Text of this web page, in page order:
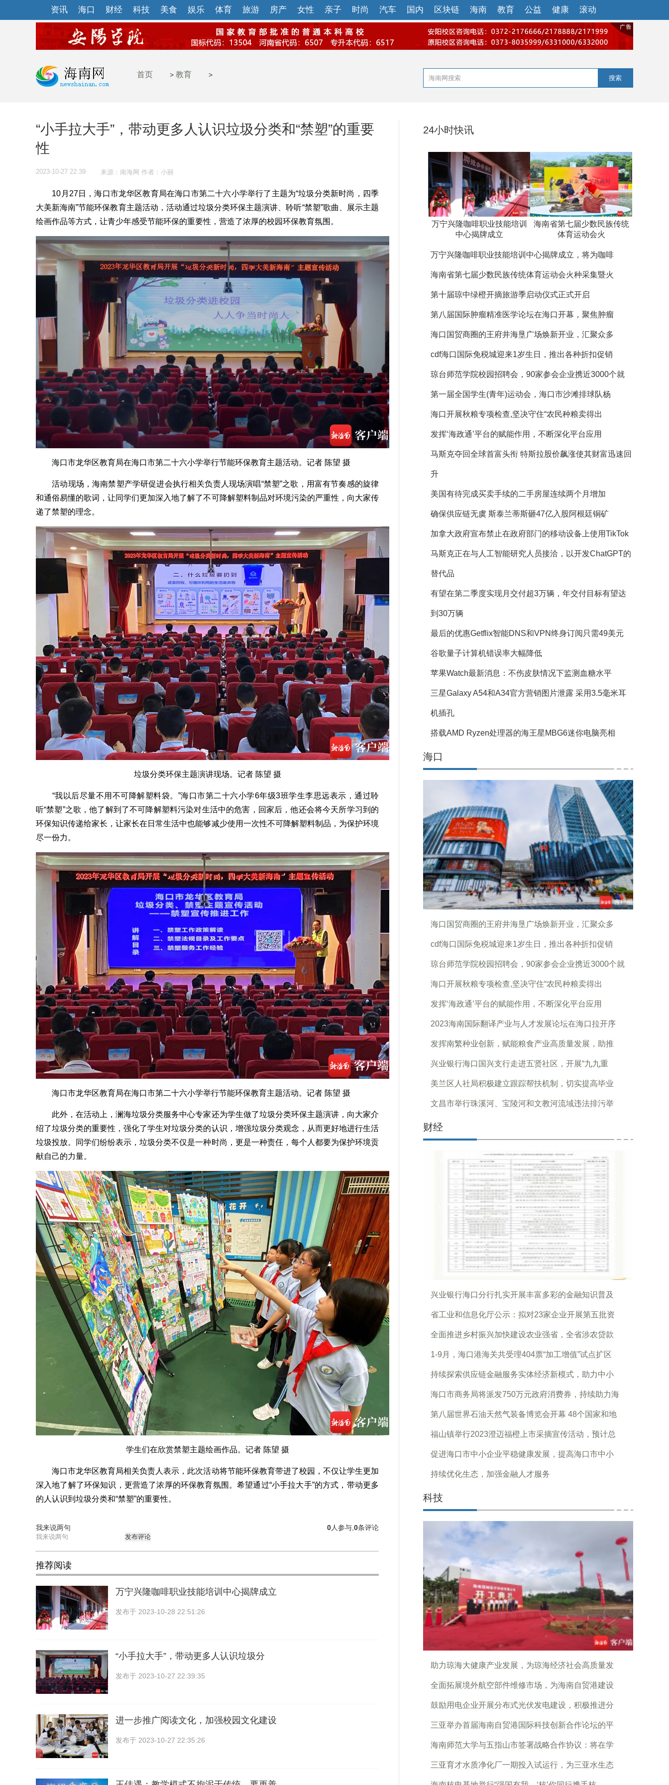
资讯 海口 财经 科技 美食 娱乐 体育 旅游 房产 女性 亲子 时尚 汽车 国内 区块链 海南 教育 公益 健康 滚动
首页 > 教育 > 搜索
“小手拉大手”，带动更多人认识垃圾分类和“禁塑”的重要
性
2023-10-27 22:39 来源：南海网 作者：小丽
10月27日，海口市龙华区教育局在海口市第二十六小学举行了主题为“垃圾分类新时尚，四季
大美新海南”节能环保教育主题活动，活动通过垃圾分类环保主题演讲、聆听“禁塑”歌曲、展示主题
绘画作品等方式，让青少年感受节能环保的重要性，营造了浓厚的校园环保教育氛围。
海口市龙华区教育局在海口市第二十六小学举行节能环保教育主题活动。记者 陈望 摄
活动现场，海南禁塑产学研促进会执行相关负责人现场演唱“禁塑”之歌，用富有节奏感的旋律
和通俗易懂的歌词，让同学们更加深入地了解了不可降解塑料制品对环境污染的严重性，向大家传
递了禁塑的理念。
垃圾分类环保主题演讲现场。记者 陈望 摄
“我以后尽量不用不可降解塑料袋。”海口市第二十六小学6年级3班学生李思远表示，通过聆
听“禁塑”之歌，他了解到了不可降解塑料污染对生活中的危害，回家后，他还会将今天所学习到的
环保知识传递给家长，让家长在日常生活中也能够减少使用一次性不可降解塑料制品，为保护环境
尽一份力。
海口市龙华区教育局在海口市第二十六小学举行节能环保教育主题活动。记者 陈望 摄
此外，在活动上，澜海垃圾分类服务中心专家还为学生做了垃圾分类环保主题演讲，向大家介
绍了垃圾分类的重要性，强化了学生对垃圾分类的认识，增强垃圾分类观念，从而更好地进行生活
垃圾投放。同学们纷纷表示，垃圾分类不仅是一种时尚，更是一种责任，每个人都要为保护环境贡
献自己的力量。
学生们在欣赏禁塑主题绘画作品。记者 陈望 摄
海口市龙华区教育局相关负责人表示，此次活动将节能环保教育带进了校园，不仅让学生更加
深入地了解了环保知识，更营造了浓厚的环保教育氛围。希望通过“小手拉大手”的方式，带动更多
的人认识到垃圾分类和“禁塑”的重要性。
我来说两句 0条评论
0人参与,
发布评论
推荐阅读
万宁兴隆咖啡职业技能培训中心揭牌成立
发布于 2023-10-28 22:51:26
“小手拉大手”，带动更多人认识垃圾分
发布于 2023-10-27 22:39:35
进一步推广阅读文化，加强校园文化建设
发布于 2023-10-27 22:35:26
24小时快讯
万宁兴隆咖啡职业技能培训
中心揭牌成立
海南省第七届少数民族传统
体育运动会火
万宁兴隆咖啡职业技能培训中心揭牌成立，将为咖啡
海南省第七届少数民族传统体育运动会火种采集暨火
第十届琼中绿橙开摘旅游季启动仪式正式开启
第八届国际肿瘤精准医学论坛在海口开幕，聚焦肿瘤
海口国贸商圈的王府井海垦广场焕新开业，汇聚众多
cdf海口国际免税城迎来1岁生日，推出各种折扣促销
琼台师范学院校园招聘会，90家参会企业携近3000个就
第一届全国学生(青年)运动会，海口市沙滩排球队杨
海口开展秋粮专项检查,坚决守住“农民种粮卖得出
发挥‘海政通’平台的赋能作用，不断深化平台应用
马斯克夺回全球首富头衔 特斯拉股价飙涨使其财富迅速回
升
美国有待完成买卖手续的二手房屋连续两个月增加
确保供应链无虞 斯泰兰蒂斯砸47亿入股阿根廷铜矿
加拿大政府宣布禁止在政府部门的移动设备上使用TikTok
马斯克正在与人工智能研究人员接洽，以开发ChatGPT的
替代品
有望在第二季度实现月交付超3万辆，年交付目标有望达
到30万辆
最后的优惠Getflix智能DNS和VPN终身订阅只需49美元
谷歌量子计算机错误率大幅降低
苹果Watch最新消息：不伤皮肤情况下监测血糖水平
三星Galaxy A54和A34官方营销图片泄露 采用3.5毫米耳
机插孔
搭载AMD Ryzen处理器的海王星MBG6迷你电脑亮相
海口
海口国贸商圈的王府井海垦广场焕新开业，汇聚众多
cdf海口国际免税城迎来1岁生日，推出各种折扣促销
琼台师范学院校园招聘会，90家参会企业携近3000个就
海口开展秋粮专项检查,坚决守住“农民种粮卖得出
发挥‘海政通’平台的赋能作用，不断深化平台应用
2023海南国际翻译产业与人才发展论坛在海口拉开序
发挥南繁种业创新，赋能粮食产业高质量发展，助推
兴业银行海口国兴支行走进五贤社区，开展“九九重
美兰区人社局积极建立跟踪帮扶机制，切实提高毕业
文昌市举行珠溪河、宝陵河和文教河流域违法排污举
财经
兴业银行海口分行扎实开展丰富多彩的金融知识普及
省工业和信息化厅公示：拟对23家企业开展第五批资
全面推进乡村振兴加快建设农业强省，全省涉农贷款
1-9月，海口港海关共受理404票“加工增值”试点扩区
持续探索供应链金融服务实体经济新模式，助力中小
海口市商务局将派发750万元政府消费券，持续助力海
第八届世界石油天然气装备博览会开幕 48个国家和地
福山镇举行2023澄迈福橙上市采摘宣传活动，预计总
促进海口市中小企业平稳健康发展，提高海口市中小
持续优化生态，加强金融人才服务
科技
助力琼海大健康产业发展，为琼海经济社会高质量发
全面拓展境外航空部件维修市场，为海南自贸港建设
鼓励用电企业开展分布式光伏发电建设，积极推进分
三亚举办首届海南自贸港国际科技创新合作论坛的平
海南师范大学与五指山市签署战略合作协议：将在学
三亚育才水质净化厂一期投入试运行，为三亚水生态